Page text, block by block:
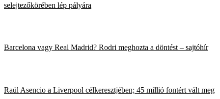
selejtezőkörében lép pályára
Barcelona vagy Real Madrid? Rodri meghozta a döntést – sajtóhír
Raúl Asencio a Liverpool célkeresztjében; 45 millió fontért vált meg